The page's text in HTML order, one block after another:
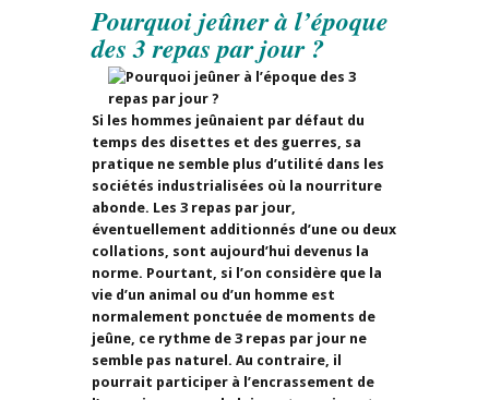
Pourquoi jeûner à l’époque
des 3 repas par jour ?
Si les hommes jeûnaient par défaut du
temps des disettes et des guerres, sa
pratique ne semble plus d’utilité dans les
sociétés industrialisées où la nourriture
abonde. Les 3 repas par jour,
éventuellement additionnés d’une ou deux
collations, sont aujourd’hui devenus la
norme. Pourtant, si l’on considère que la
vie d’un animal ou d’un homme est
normalement ponctuée de moments de
jeûne, ce rythme de 3 repas par jour ne
semble pas naturel. Au contraire, il
pourrait participer à l’encrassement de